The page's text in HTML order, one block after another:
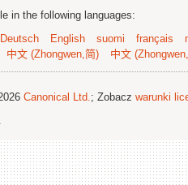
in the following languages:
Deutsch English suomi français
中文 (Zhongwen,简) 中文
Canonical Ltd.; Zobacz warunki
.